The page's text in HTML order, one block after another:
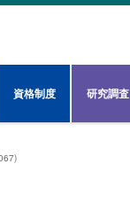
資格制度 研究調査